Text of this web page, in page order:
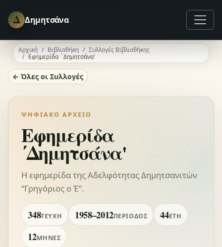
Δ Δημητσάνα
Αρχική Βιβλιοθήκη
Συλλογές Βιβλιοθήκης
Εφημερίδα ΄Δημητσάνα'
← Όλες οι Συλλογές
ΨΗΦΙΑΚΌ ΑΡΧΕΊΟ
Εφημερίδα
΄Δημητσάνα'
Η εφημερίδα της Αδελφότητας Δημητσανιτών
“Γρηγόριος ο Έ”.
348ΤΕΎΧΗ 1958–2012ΠΕΡΊΟΔΟΣ 44ΈΤΗ
12ΜΉΝΕΣ